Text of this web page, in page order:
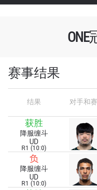
赛事结果
结果 对手和
获胜
降服缠斗
UD
R1 (10:0)
负
降服缠斗
UD
R1 (10:0)
浏览了解更多
在任何地域观看